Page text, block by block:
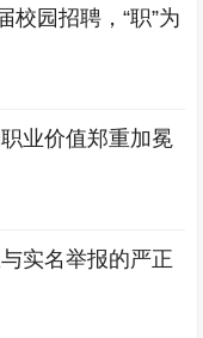
校园招聘，“职”为
业价值郑重加冕
实名举报的严正